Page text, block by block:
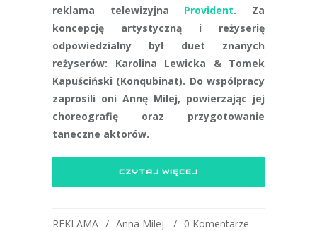
reklama telewizyjna Provident. Za
koncepcję artystyczną i reżyserię
odpowiedzialny był duet znanych
reżyserów: Karolina Lewicka & Tomek
Kapuściński (Konqubinat). Do współpracy
zaprosili oni Annę Milej, powierzając jej
choreografię oraz przygotowanie
taneczne aktorów.
CZYTAJ WIĘCEJ
REKLAMA Anna Milej
0 Komentarze